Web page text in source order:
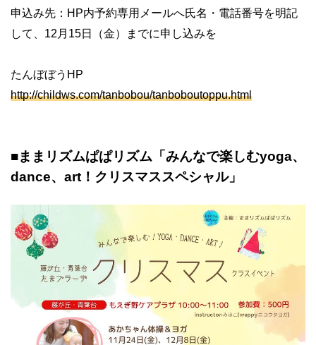
申込み先：HP内予約専用メールへ氏名・電話番号を明記
して、12月15日（金）までに申し込みを
たんぼぼうHP
http://childws.com/tanbobou/tanboboutoppu.html
■ままリズムぱぱリズム「みんなで楽しむyoga、
dance、art！クリスマススペシャル」